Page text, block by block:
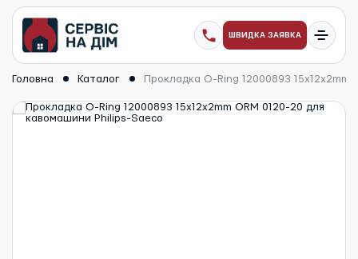
ШВИДКА ЗАЯВКА
Головна Каталог Прокладка O-Ring 12000893